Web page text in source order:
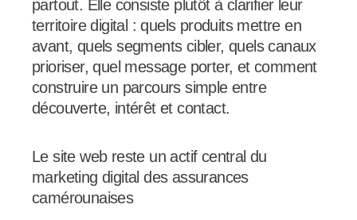
partout. Elle consiste plutôt à clarifier leur
territoire digital : quels produits mettre en
avant, quels segments cibler, quels canaux
prioriser, quel message porter, et comment
construire un parcours simple entre
découverte, intérêt et contact.
Le site web reste un actif central du
marketing digital des assurances
camérounaises